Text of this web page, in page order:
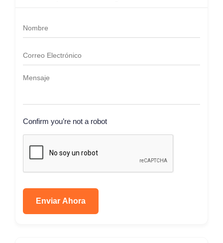
Confirm you’re not a robot
Enviar Ahora